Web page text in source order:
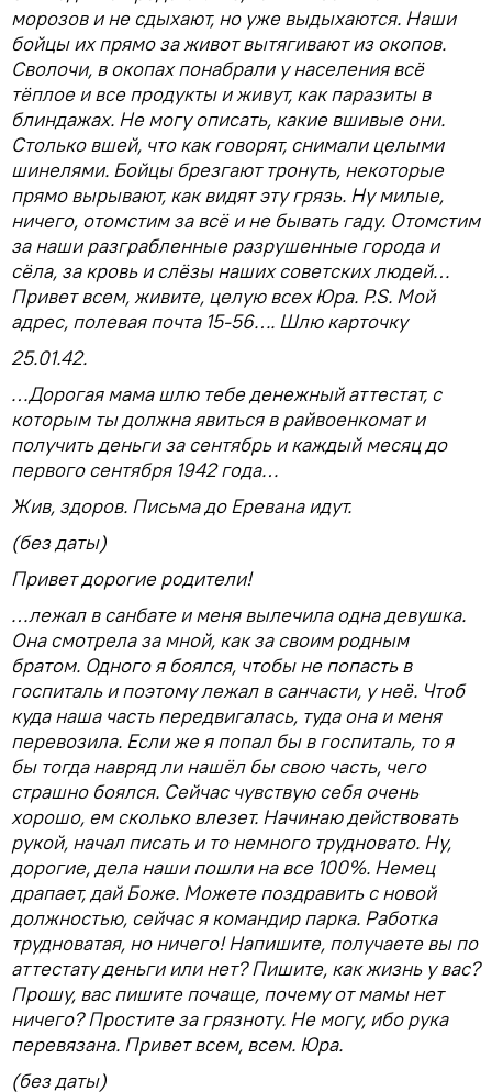
морозов и не сдыхают, но уже выдыхаются. Наши
бойцы их прямо за живот вытягивают из окопов.
Сволочи, в окопах понабрали у населения всё
тёплое и все продукты и живут, как паразиты в
блиндажах. Не могу описать, какие вшивые они.
Столько вшей, что как говорят, снимали целыми
шинелями. Бойцы брезгают тронуть, некоторые
прямо вырывают, как видят эту грязь. Ну милые,
ничего, отомстим за всё и не бывать гаду. Отомстим
за наши разграбленные разрушенные города и
сёла, за кровь и слёзы наших советских людей…
Привет всем, живите, целую всех Юра. P.S. Мой
адрес, полевая почта 15-56…. Шлю карточку
25.01.42.
…Дорогая мама шлю тебе денежный аттестат, с
которым ты должна явиться в райвоенкомат и
получить деньги за сентябрь и каждый месяц до
первого сентября 1942 года…
Жив, здоров. Письма до Еревана идут.
(без даты)
Привет дорогие родители!
…лежал в санбате и меня вылечила одна девушка.
Она смотрела за мной, как за своим родным
братом. Одного я боялся, чтобы не попасть в
госпиталь и поэтому лежал в санчасти, у неё. Чтоб
куда наша часть передвигалась, туда она и меня
перевозила. Если же я попал бы в госпиталь, то я
бы тогда навряд ли нашёл бы свою часть, чего
страшно боялся. Сейчас чувствую себя очень
хорошо, ем сколько влезет. Начинаю действовать
рукой, начал писать и то немного трудновато. Ну,
дорогие, дела наши пошли на все 100%. Немец
драпает, дай Боже. Можете поздравить с новой
должностью, сейчас я командир парка. Работка
трудноватая, но ничего! Напишите, получаете вы по
аттестату деньги или нет? Пишите, как жизнь у вас?
Прошу, вас пишите почаще, почему от мамы нет
ничего? Простите за грязноту. Не могу, ибо рука
перевязана. Привет всем, всем. Юра.
(без даты)